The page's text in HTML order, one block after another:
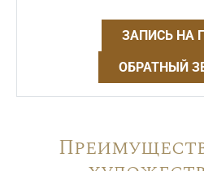
ЗАПИСЬ НА
ОБРАТНЫЙ